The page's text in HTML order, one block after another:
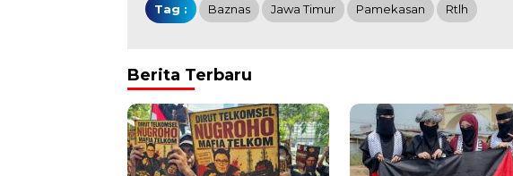
Tag : Baznas Jawa Timur Pamekasan Rtlh
Berita Terbaru